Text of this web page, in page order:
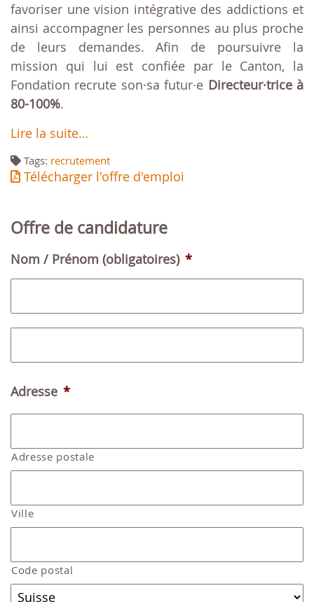
favoriser une vision intégrative des addictions et
ainsi accompagner les personnes au plus proche
de leurs demandes. Afin de poursuivre la
mission qui lui est confiée par le Canton, la
Fondation recrute son·sa futur·e Directeur·trice à
80-100%.
Lire la suite…
Tags: recrutement
Télécharger l'offre d'emploi
Offre de candidature
Nom / Prénom (obligatoires) *
Adresse *
Adresse postale
Ville
Code postal